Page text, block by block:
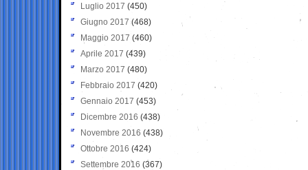
Luglio 2017 (450)
Giugno 2017 (468)
Maggio 2017 (460)
Aprile 2017 (439)
Marzo 2017 (480)
Febbraio 2017 (420)
Gennaio 2017 (453)
Dicembre 2016 (438)
Novembre 2016 (438)
Ottobre 2016 (424)
Settembre 2016 (367)